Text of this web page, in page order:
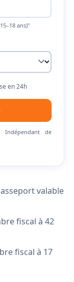
ans)"
en 24h
Indépendant de
valable
fiscal à 42
fiscal à 17